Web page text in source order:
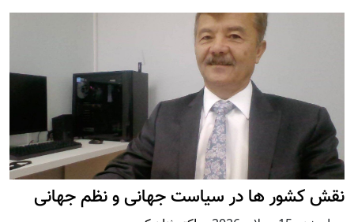
نقش کشور ها در سیاست جهانی و نظم جهانی